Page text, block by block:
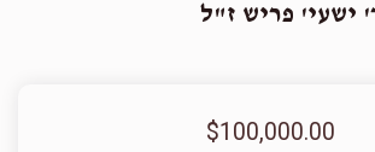
ישעי' פריש ז"ל
$100,000.00